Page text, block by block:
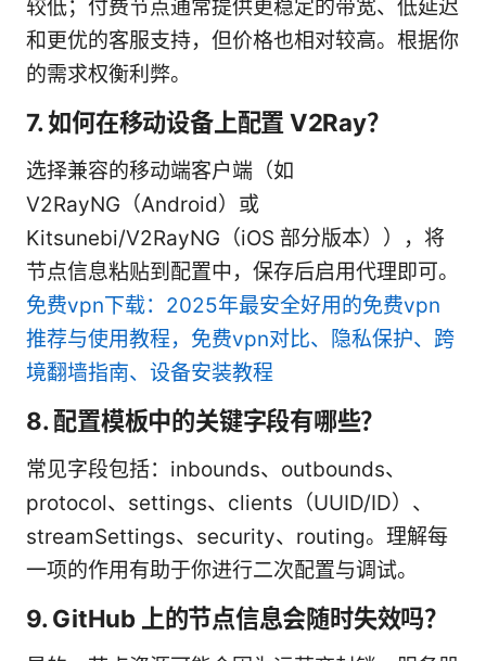
较低；付费节点通常提供更稳定的带宽、低延迟
和更优的客服支持，但价格也相对较高。根据你
的需求权衡利弊。
7. 如何在移动设备上配置 V2Ray？
选择兼容的移动端客户端（如
V2RayNG（Android）或
Kitsunebi/V2RayNG（iOS 部分版本）），将
节点信息粘贴到配置中，保存后启用代理即可。
免费vpn下载：2025年最安全好用的免费vpn
推荐与使用教程，免费vpn对比、隐私保护、跨
境翻墙指南、设备安装教程
8. 配置模板中的关键字段有哪些？
常见字段包括：inbounds、outbounds、
protocol、settings、clients（UUID/ID）、
streamSettings、security、routing。理解每
一项的作用有助于你进行二次配置与调试。
9. GitHub 上的节点信息会随时失效吗？